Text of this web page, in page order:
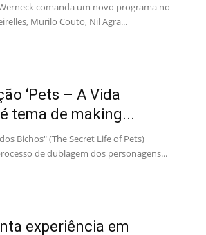
comanda um novo programa no
Murilo Couto, Nil Agra...
‘Pets – A Vida
tema de making...
Bichos" (The Secret Life of Pets)
de dublagem dos personagens...
experiência em